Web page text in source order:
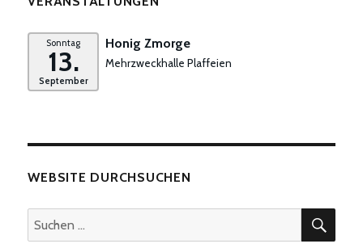
Sonntag
13.
September
Honig Zmorge
Mehrzweckhalle Plaffeien
WEBSITE DURCHSUCHEN
Suchen
nach: